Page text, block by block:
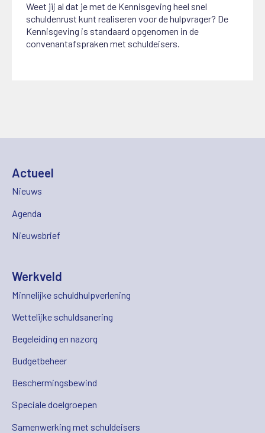
Weet jij al dat je met de Kennisgeving heel snel
schuldenrust kunt realiseren voor de hulpvrager? De
Kennisgeving is standaard opgenomen in de
convenantafspraken met schuldeisers.
Actueel
Nieuws
Agenda
Nieuwsbrief
Werkveld
Minnelijke schuldhulpverlening
Wettelijke schuldsanering
Begeleiding en nazorg
Budgetbeheer
Beschermingsbewind
Speciale doelgroepen
Samenwerking met schuldeisers